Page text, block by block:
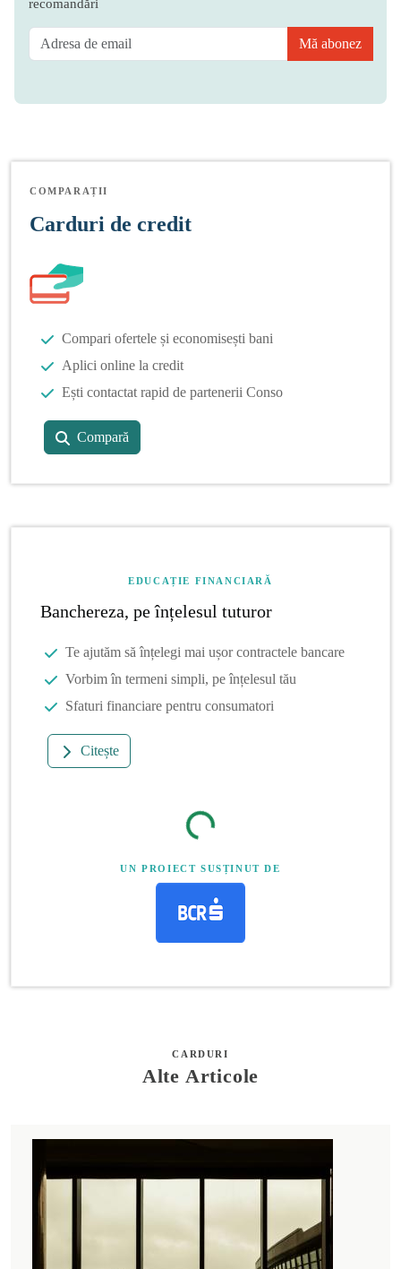
Mă abonez
COMPARAȚII
Carduri de credit
Compari ofertele și economisești bani
Aplici online la credit
Ești contactat rapid de partenerii Conso
Compară
EDUCAȚIE FINANCIARĂ
Banchereza, pe înțelesul tuturor
Te ajutăm să înțelegi mai ușor contractele bancare
Vorbim în termeni simpli, pe înțelesul tău
Sfaturi financiare pentru consumatori
Citește
UN PROIECT SUSȚINUT DE
CARDURI
Alte Articole